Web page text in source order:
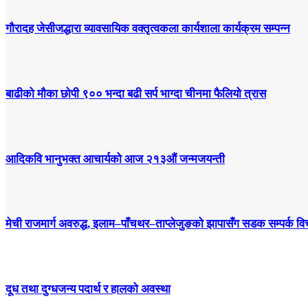
गौरादह जेसीजद्धारा व्यावसायिक वक्तृत्वकला कार्यशाला कार्यक्रम सम्पन्न
बाढीको मौका छोपी ९०० भन्दा बढी सर्प भाग्दा चीनमा फैलियो त्रास
आदिकवि भानुभक्त आचार्यको आज २१३औं जन्मजयन्ती
मेची राजमार्ग अवरुद्ध, इलाम–पाँचथर–ताप्लेजुङको झापासँग सडक सम्पर्क
दूध तथा दुग्धजन्य पदार्थ र हालको अवस्था